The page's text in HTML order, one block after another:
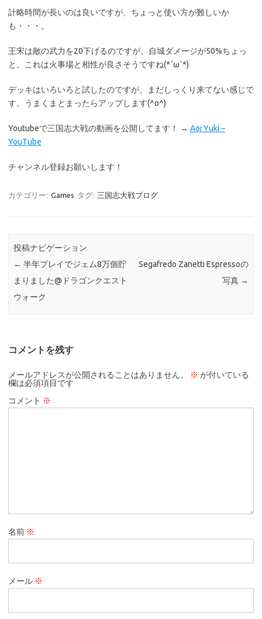
計略時間が長いのは良いですが、ちょっと使い方が難しいか
も・・・。
王宋は敵の武力を20下げるのですが、自城ダメージが50%ちょっ
と。これは火事場と相性が良さそうですね(*´ω`*)
デッキはいろいろと試したのですが、まだしっくり来てない感じで
す。うまくまとまったらアップします(^o^)
Youtubeで三国志大戦の動画を公開してます！ → Aoi Yuki –
YouTube
チャンネル登録お願いします！
カテゴリー: Games タグ: 三国志大戦ブログ
投稿ナビゲーション
← 半年プレイでジェム8万個貯
まりました@ドラゴンクエスト
ウォーク
Segafredo Zanetti Espressoの
写真 →
コメントを残す
メールアドレスが公開されることはありません。 ※ が付いている
欄は必須項目です
コメント ※
名前 ※
メール ※